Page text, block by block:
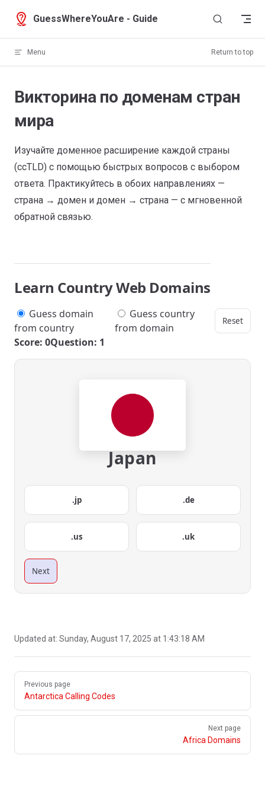
Skip to content
GuessWhereYouAre - Guide
Menu Return to top
Викторина по доменам стран
мира
Изучайте доменное расширение каждой страны
(ccTLD) с помощью быстрых вопросов с выбором
ответа. Практикуйтесь в обоих направлениях —
страна → домен и домен → страна — с мгновенной
обратной связью.
Learn Country Web Domains
Guess domain
from country
Guess country
from domain
Reset
Score: 0Question: 1
Japan
.jp .de
.us .uk
Next
Updated at: Sunday, August 17, 2025 at 1:43:18 AM
Pager
Previous page
Antarctica Calling Codes
Next page
Africa Domains